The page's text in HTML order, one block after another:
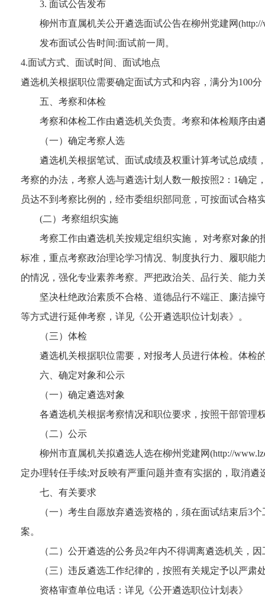
3. 面试公告发布
柳州市直属机关公开遴选面试公告在柳州党建网(http://
发布面试公告时间:面试前一周。
4.面试方式、面试时间、面试地点
遴选机关根据职位需要确定面试方式和内容，满分为100
五、考察和体检
考察和体检工作由遴选机关负责。考察和体检顺序由
（一）确定考察人选
遴选机关根据笔试、面试成绩及权重计算考试总成绩
考察的办法，考察人选与遴选计划人数一般按照2：1确
员达不到考察比例的，经市委组织部同意，可按面试合格
(二）考察组织实施
考察工作由遴选机关按规定组织实施， 对考察对象
标准，重点考察政治理论学习情况、制度执行力、履职能
的情况，强化专业素养考察。严把政治关、品行关、能力
坚决杜绝政治素质不合格、道德品行不端正、廉洁操
等方式进行延伸考察，详见《公开遴选职位计划表》。
（三）体检
遴选机关根据职位需要，对报考人员进行体检。体检
六、确定对象和公示
（一）确定遴选对象
各遴选机关根据考察情况和职位要求，按照干部管理
（二）公示
柳州市直属机关拟遴选人选在柳州党建网(http://
定办理转任手续;对反映有严重问题并查有实据的，取消
七、有关要求
（一）考生自愿放弃遴选资格的，须在面试结束后3
案。
（二）公开遴选的公务员2年内不得调离遴选机关，
（三）违反遴选工作纪律的，按照有关规定予以严
资格审查单位电话：详见《公开遴选职位计划表》